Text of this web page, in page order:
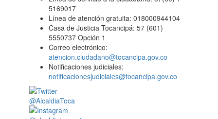
5169017
Línea de atención gratuita: 018000944104
Casa de Justicia Tocancipá: 57 (601)
5550737 Opción 1
Correo electrónico:
atencion.ciudadano@tocancipa.gov.co
Notificaciones judiciales:
notificacionesjudiciales@tocancipa.gov.co
@AlcaldiaToca